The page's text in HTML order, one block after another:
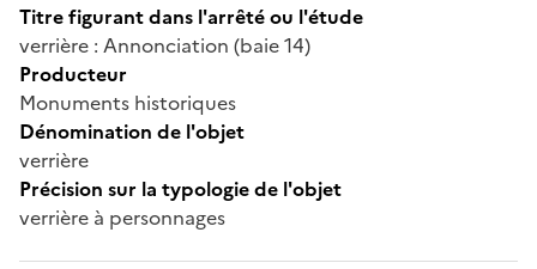
Titre figurant dans l'arrêté ou l'étude
verrière : Annonciation (baie 14)
Producteur
Monuments historiques
Dénomination de l'objet
verrière
Précision sur la typologie de l'objet
verrière à personnages